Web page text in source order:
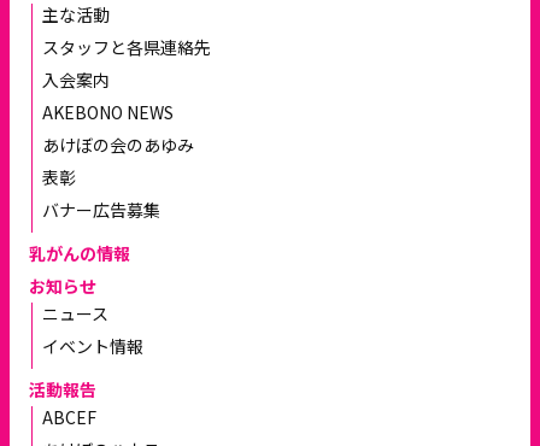
主な活動
スタッフと各県連絡先
入会案内
AKEBONO NEWS
あけぼの会のあゆみ
表彰
バナー広告募集
乳がんの情報
お知らせ
ニュース
イベント情報
活動報告
ABCEF